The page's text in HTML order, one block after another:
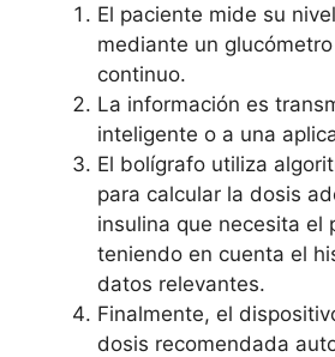
El paciente mide su
mediante un
continuo.
La información es
inteligente o a una
El bolígrafo utiliza
para calcular la dosis
insulina que necesita el
teniendo en cuenta el
datos relevantes.
Finalmente, el
dosis recomendada